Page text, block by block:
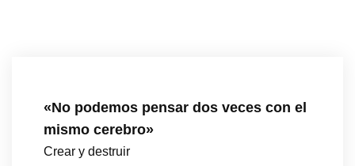
«No podemos pensar dos veces con el
mismo cerebro»
Crear y destruir